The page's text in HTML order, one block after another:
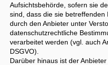
Aufsichtsbehörde, sofern sie
sind, dass die sie betreffenden
durch den Anbieter unter
datenschutzrechtliche
verarbeitet werden (vgl. auch
DSGVO).
Darüber hinaus ist der Anbieter